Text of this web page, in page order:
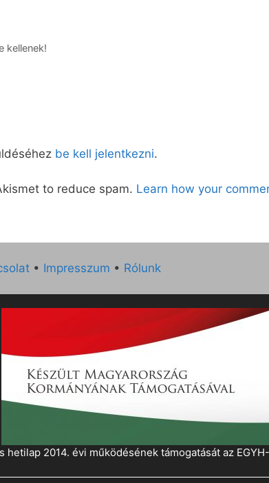
kellenek!
be kell jelentkezni.
to reduce spam. Learn how your
• Impresszum • Rólunk
hetilap 2014. évi működésének támogatását az